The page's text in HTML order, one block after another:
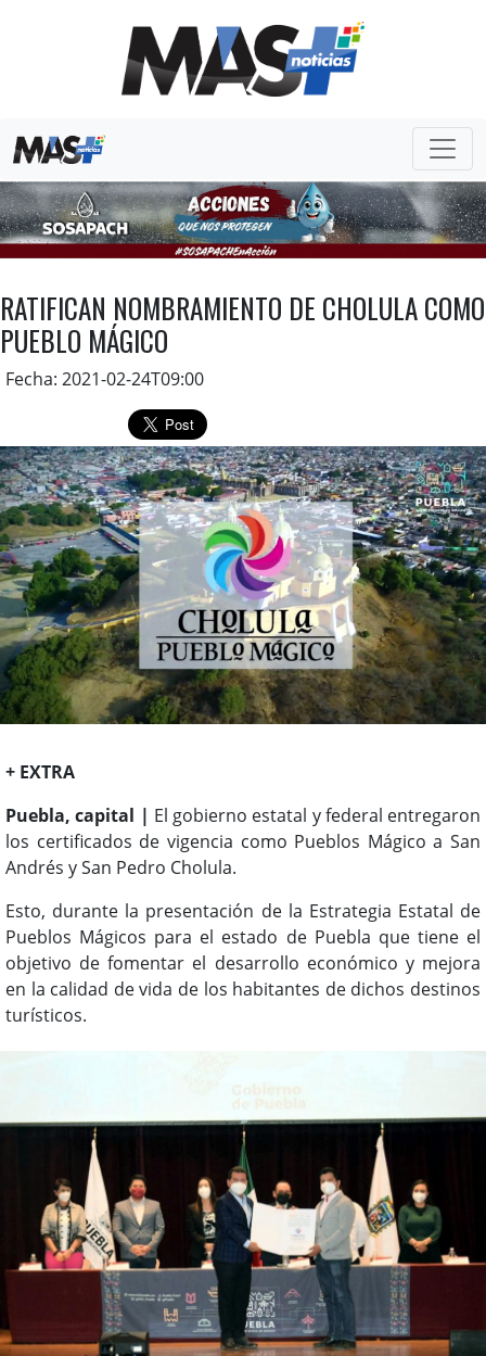
RATIFICAN NOMBRAMIENTO DE CHOLULA COMO
PUEBLO MÁGICO
Fecha: 2021-02-24T09:00
+ EXTRA
Puebla, capital | El gobierno estatal y federal entregaron
los certificados de vigencia como Pueblos Mágico a San
Andrés y San Pedro Cholula.
Esto, durante la presentación de la Estrategia Estatal de
Pueblos Mágicos para el estado de Puebla que tiene el
objetivo de fomentar el desarrollo económico y mejora
en la calidad de vida de los habitantes de dichos destinos
turísticos.